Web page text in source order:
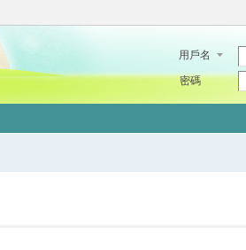
用戶名
密碼